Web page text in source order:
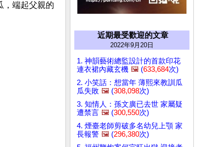
，端起父親的
近期最受歡迎的文章
2022年9月20日
1. 神韻藝術總監設計的首款印花
連衣裙內藏玄機 🖼️ (633,684次)
2. 小笑話：想當年 薄熙來教訓瓜
瓜失敗 🖼️ (308,098次)
3. 知情人：孫文廣已去世 家屬疑
遭禁言 🖼️ (300,550次)
4. 煙臺老師剪破多名幼兒上顎 家
長報警 🖼️ (296,380次)